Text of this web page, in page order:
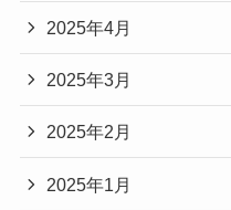
2025年4月
2025年3月
2025年2月
2025年1月